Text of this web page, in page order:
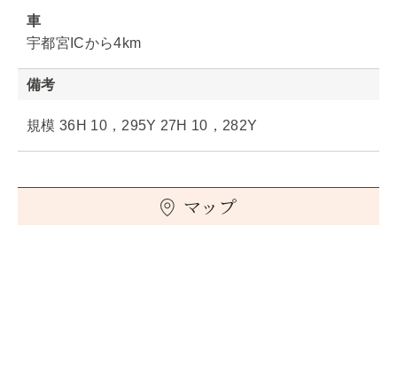
車
宇都宮ICから4km
備考
規模 36H 10，295Y 27H 10，282Y
マップ